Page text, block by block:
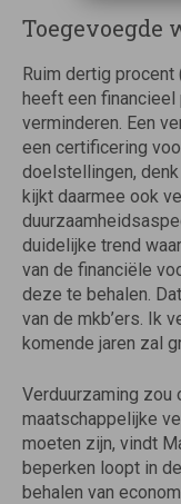
Ruim dertig procent
heeft een financieel
verminderen. Een
een certificering
doelstellingen,
kijkt daarmee ook
duidelijke trend
van de financiële
deze te behalen.
van de mkb’ers. Ik
komende jaren zal
Verduurzaming zou
maatschappelijke
moeten zijn, vindt
beperken loopt in
behalen van